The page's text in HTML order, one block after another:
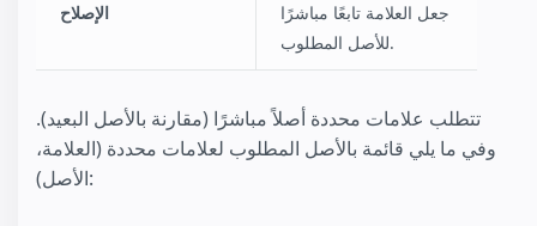
الإصلاح
جعل العلامة تابعًا مباشرًا
للأصل المطلوب.
تتطلب علامات محددة أصلاً مباشرًا (مقارنة بالأصل البعيد).
وفي ما يلي قائمة بالأصل المطلوب لعلامات محددة (العلامة،
الأصل):